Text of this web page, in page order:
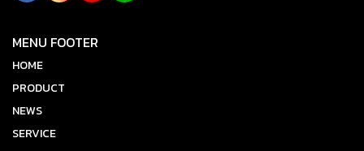
MENU FOOTER
HOME
PRODUCT
NEWS
SERVICE